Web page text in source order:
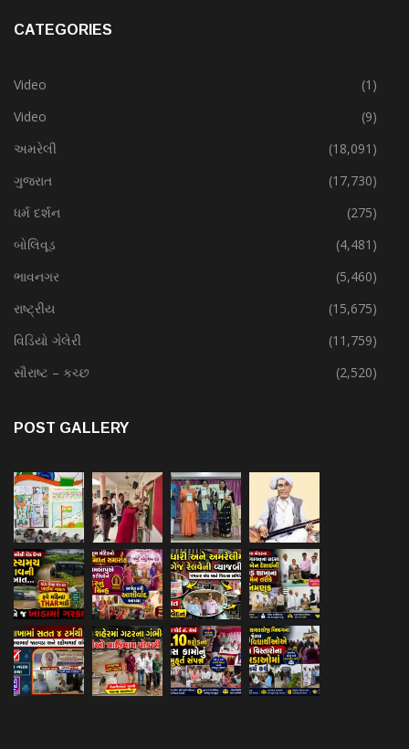
CATEGORIES
Video
(1)
Video
(9)
અમરેલી
(18,091)
ગુજરાત
(17,730)
ધર્મ દર્શન
(275)
બોલિવૂડ
(4,481)
ભાવનગર
(5,460)
રાષ્ટ્રીય
(15,675)
વિડિયો ગેલેરી
(11,759)
સૌરાષ્ટ – કચ્છ
(2,520)
POST GALLERY